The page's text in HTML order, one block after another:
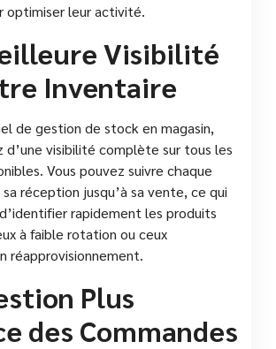
optimiser leur activité.
Visibilité
Inventaire
de gestion de stock en magasin,
d’une visibilité complète sur tous les
Vous pouvez suivre chaque
réception jusqu’à sa vente, ce qui
rapidement les produits
à faible rotation ou ceux
réapprovisionnement.
Plus
des Commandes